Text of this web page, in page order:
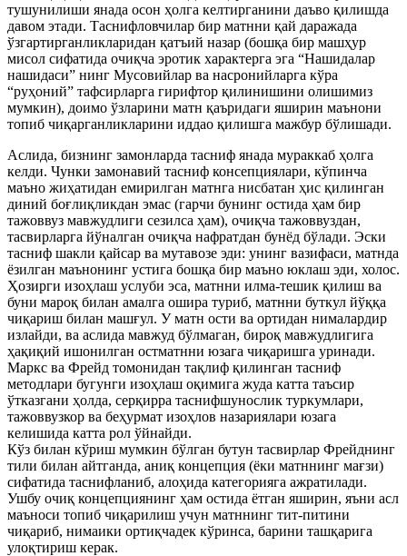
тушунилиши янада осон ҳолга келтирганини даъво қилишда
давом этади. Таснифловчилар бир матнни қай даражада
ўзгартирганликларидан қатъий назар (бошқа бир машҳур
мисол сифатида очиқча эротик характерга эга “Нашидалар
нашидаси” нинг Мусовийлар ва насронийларга кўра
“руҳоний” тафсирларга гирифтор қилинишини олишимиз
мумкин), доимо ўзларини матн қаъридаги яширин маънони
топиб чиқарганликларини иддао қилишга мажбур бўлишади.
Аслида, бизнинг замонларда тасниф янада мураккаб ҳолга
келди. Чунки замонавий тасниф консепциялари, кўпинча
маъно жиҳатидан емирилган матнга нисбатан ҳис қилинган
диний боғлиқликдан эмас (гарчи бунинг остида ҳам бир
тажоввуз мавжудлиги сезилса ҳам), очиқча тажоввуздан,
тасвирларга йўналган очиқча нафратдан бунёд бўлади. Эски
тасниф шакли қайсар ва мутавозе эди: унинг вазифаси, матнда
ёзилган маънонинг устига бошқа бир маъно юклаш эди, холос.
Ҳозирги изоҳлаш услуби эса, матнни илма-тешик қилиш ва
буни мароқ билан амалга ошира туриб, матнни буткул йўққа
чиқариш билан машғул. У матн ости ва ортидан нималардир
излайди, ва аслида мавжуд бўлмаган, бироқ мавжудлигига
ҳақиқий ишонилган остматнни юзага чиқаришга уринади.
Маркс ва Фрейд томонидан тақлиф қилинган тасниф
методлари бугунги изоҳлаш оқимига жуда катта таъсир
ўтказгани ҳолда, серқирра таснифшунослик туркумлари,
тажоввузкор ва беҳурмат изоҳлов назариялари юзага
келишида катта рол ўйнайди.
Кўз билан кўриш мумкин бўлган бутун тасвирлар Фрейднинг
тили билан айтганда, аниқ концепция (ёки матннинг мағзи)
сифатида таснифланиб, алоҳида категорияга ажратилади.
Ушбу очиқ концепциянинг ҳам остида ётган яширин, яъни асл
маъноси топиб чиқарилиш учун матннинг тит-питини
чиқариб, нимаики ортиқчадек кўринса, барини ташқарига
улоқтириш керак.